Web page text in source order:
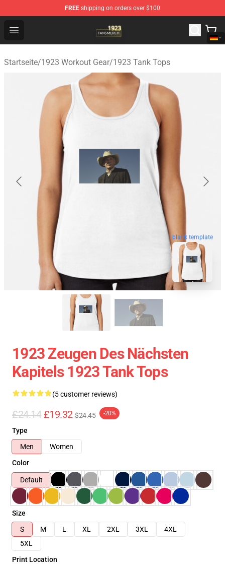
FREE shipping on orders over $100
Open menu
1923 Shop - Official 1923 Merchandise Store
Startseite/1923 Workout Gear/1923 Tank Tops
blank template
1923 Zeugen Des Nächsten
Kapitels 1923 Tank Tops
(5 customer reviews)
£24.14 £19.32 $24.45 -20%
Type
Men
Women
Color
Default
Size
S
M L XL 2XL 3XL
4XL
5XL
Print Location